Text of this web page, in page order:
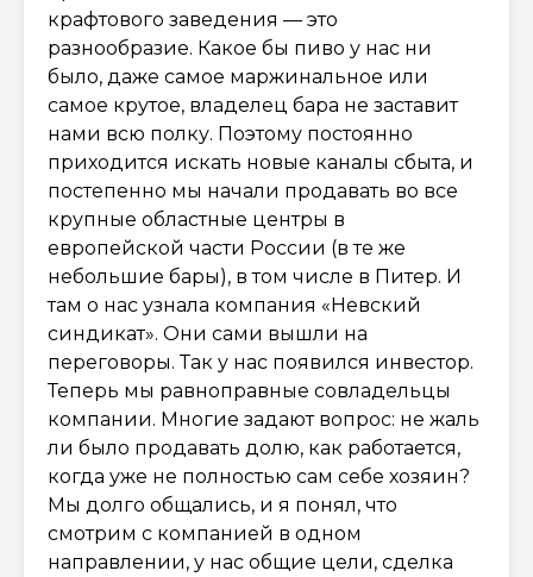
крафтового заведения — это
разнообразие. Какое бы пиво у нас ни
было, даже самое маржинальное или
самое крутое, владелец бара не заставит
нами всю полку. Поэтому постоянно
приходится искать новые каналы сбыта, и
постепенно мы начали продавать во все
крупные областные центры в
европейской части России (в те же
небольшие бары), в том числе в Питер. И
там о нас узнала компания «Невский
синдикат». Они сами вышли на
переговоры. Так у нас появился инвестор.
Теперь мы равноправные совладельцы
компании. Многие задают вопрос: не жаль
ли было продавать долю, как работается,
когда уже не полностью сам себе хозяин?
Мы долго общались, и я понял, что
смотрим с компанией в одном
направлении, у нас общие цели, сделка